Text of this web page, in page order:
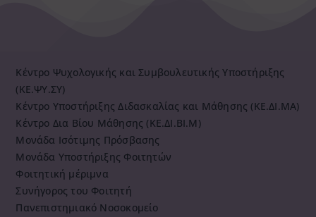
Κέντρο Ψυχολογικής και Συμβουλευτικής Υποστήριξης
(ΚΕ.ΨΥ.ΣΥ)
Κέντρο Υποστήριξης Διδασκαλίας και Μάθησης (ΚΕ.ΔΙ.ΜΑ)
Κέντρο Δια Βίου Μάθησης (ΚΕ.ΔΙ.ΒΙ.Μ)
Μονάδα Ισότιμης Πρόσβασης
Μονάδα Υποστήριξης Φοιτητών
Φοιτητική μέριμνα
Συνήγορος του Φοιτητή
Πανεπιστημιακό Νοσοκομείο